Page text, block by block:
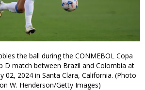
the ball during the CONMEBOL Copa
D match between Brazil and Colombia at
02, 2024 in Santa Clara, California. (Photo
W. Henderson/Getty Images)